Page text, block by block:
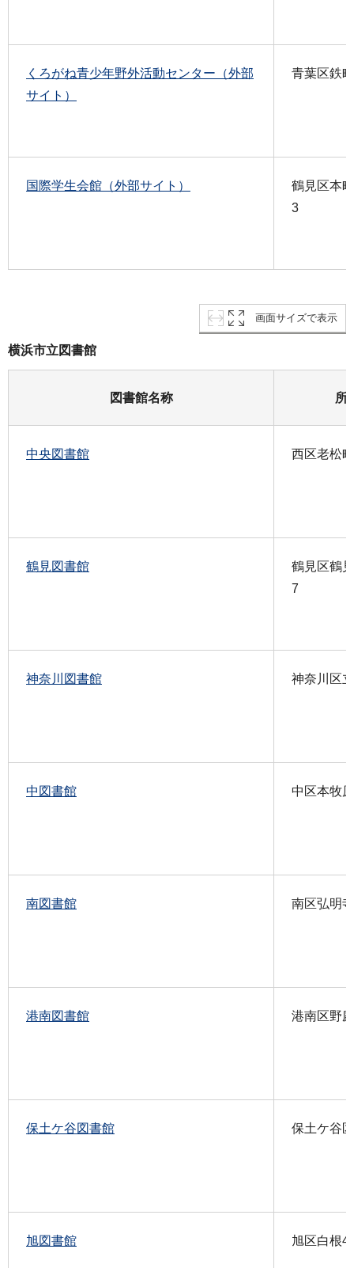
くろがね青少年野外活動センター（外部
サイト）
青葉区鉄
国際学生会館（外部サイト）
鶴見区本
3
画面サイズで表示
横浜市立図書館
図書館名称 所
中央図書館 西区老松
鶴見図書館
鶴見区鶴
7
神奈川図書館 神奈川区
中図書館 中区本牧
南図書館 南区弘明
港南図書館 港南区野
保土ケ谷図書館 保土ケ谷
旭図書館 旭区白根